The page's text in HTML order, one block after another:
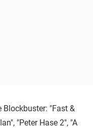
"Fast &
"Peter Hase 2", "A